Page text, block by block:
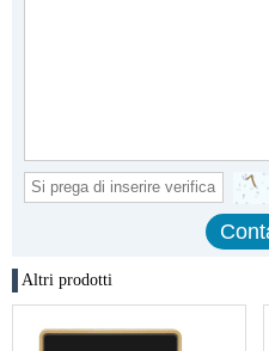
Altri prodotti